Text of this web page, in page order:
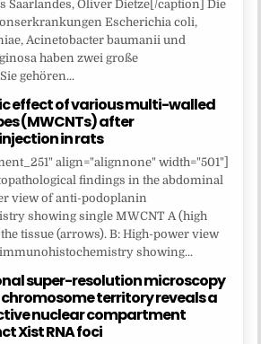
Saarlandes, Oliver Dietze[/caption] Die
Escherichia coli,
Acinetobacter baumanii und
haben zwei große
gehören...
effect of various multi-walled
(MWCNTs) after
in rats
align="alignnone" width="501"]
findings in the abdominal
view of anti-podoplanin
showing single MWCNT A (high
tissue (arrows). B: High-power view
showing...
super-resolution microscopy
territory reveals a
nuclear compartment
Xist RNA foci